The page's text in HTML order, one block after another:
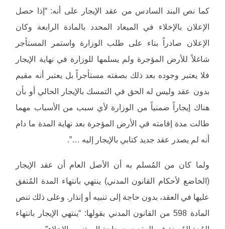
كما نص البند السادس من عقد الإيجار على أنه: “إذا حصل
الإعلان بالإخلاء في الميعاد المحدد بالمادة الرابعة وكان
الإعلان صادراً بناء على طلب الوزارة واستمر المستأجر
شاغلاً للأرض المؤجرة ولم يسلمها للوزارة في نهاية الإيجار
فلا يعتبر وجوده بعد ذلك بصفته مستأجراً بل يعتبر أنه مقيم
بدون عقد وليس له الحق في التمسك بالإيجار الحالي أو بأن
هناك إيجاراً ضمنياً من الوزارة لأي سبب من الأسباب مهما
طالت مدة إقامته في الأرض المؤجرة بعد نهاية المدة ما دام
أنه لم يصدر عقد جديد كتابي بالإيجار إليه …”.
ولما كان من المُسلم به أن الأصل العام أن عقد الإيجار
(الخاضع لأحكام القانون المدني) ينتهي بانتهاء المدة المُتفق
عليها في العقد، بدون حاجة إلى تنبيه أو إنذار. وعلى ذلك تنص
المادة 598 من القانون المدني بقولها: “ينتهي الإيجار بانتهاء